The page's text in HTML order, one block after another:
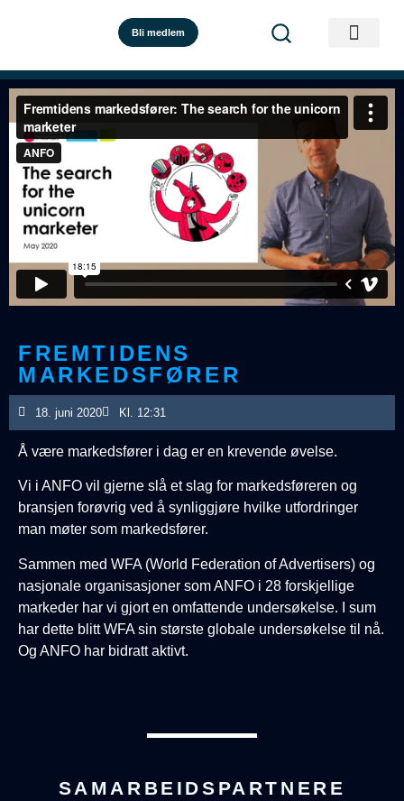
Bli medlem
FREMTIDENS
MARKEDSFØRER
18. juni 2020 Kl. 12:31
Å være markedsfører i dag er en krevende øvelse.
Vi i ANFO vil gjerne slå et slag for markedsføreren og
bransjen forøvrig ved å synliggjøre hvilke utfordringer
man møter som markedsfører.
Sammen med WFA (World Federation of Advertisers) og
nasjonale organisasjoner som ANFO i 28 forskjellige
markeder har vi gjort en omfattende undersøkelse. I sum
har dette blitt WFA sin største globale undersøkelse til nå.
Og ANFO har bidratt aktivt.
SAMARBEIDSPARTNERE